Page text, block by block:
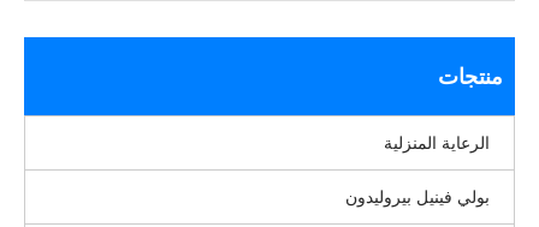
منتجات
الرعاية المنزلية
بولي فينيل بيروليدون